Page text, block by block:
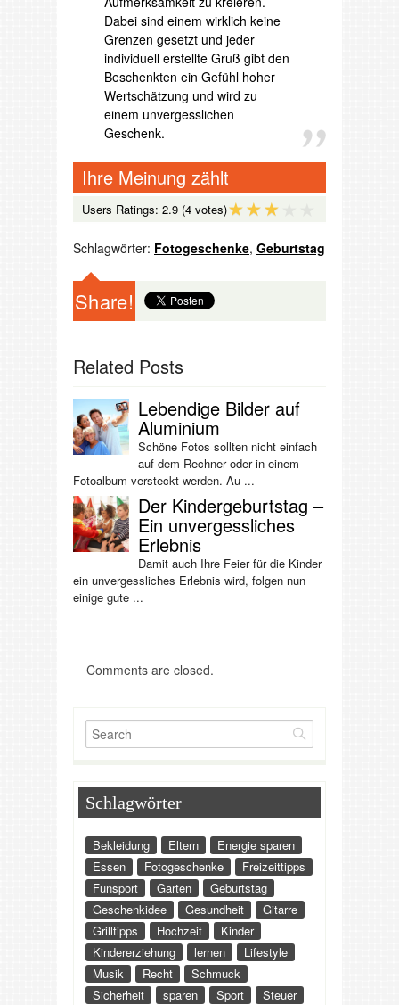
Dabei sind einem wirklich keine
Grenzen gesetzt und jeder
individuell erstellte Gruß gibt den
Beschenkten ein Gefühl hoher
Wertschätzung und wird zu
einem unvergesslichen
Geschenk.
Ihre Meinung zählt
Users Ratings: 2.9 (4 votes)
Schlagwörter: Fotogeschenke, Geburtstag
Share!
Related Posts
Lebendige Bilder auf
Aluminium
Schöne Fotos sollten nicht einfach
auf dem Rechner oder in einem
Fotoalbum versteckt werden. Au ...
Der Kindergeburtstag –
Ein unvergessliches
Erlebnis
Damit auch Ihre Feier für die Kinder
ein unvergessliches Erlebnis wird, folgen nun
einige gute ...
Comments are closed.
Schlagwörter
Bekleidung Eltern
Energie sparen
Essen
Fotogeschenke
Freizeittipps
Funsport
Garten
Geburtstag
Geschenkidee
Gesundheit
Gitarre
Grilltipps
Hochzeit
Kinder
Kindererziehung
lernen
Lifestyle
Musik
Recht
Schmuck
Sicherheit
sparen Sport
Steuer